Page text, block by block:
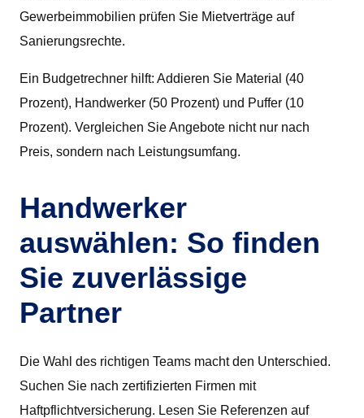
Gewerbeimmobilien prüfen Sie Mietverträge auf
Sanierungsrechte.
Ein Budgetrechner hilft: Addieren Sie Material (40
Prozent), Handwerker (50 Prozent) und Puffer (10
Prozent). Vergleichen Sie Angebote nicht nur nach
Preis, sondern nach Leistungsumfang.
Handwerker
auswählen: So finden
Sie zuverlässige
Partner
Die Wahl des richtigen Teams macht den Unterschied.
Suchen Sie nach zertifizierten Firmen mit
Haftpflichtversicherung. Lesen Sie Referenzen auf